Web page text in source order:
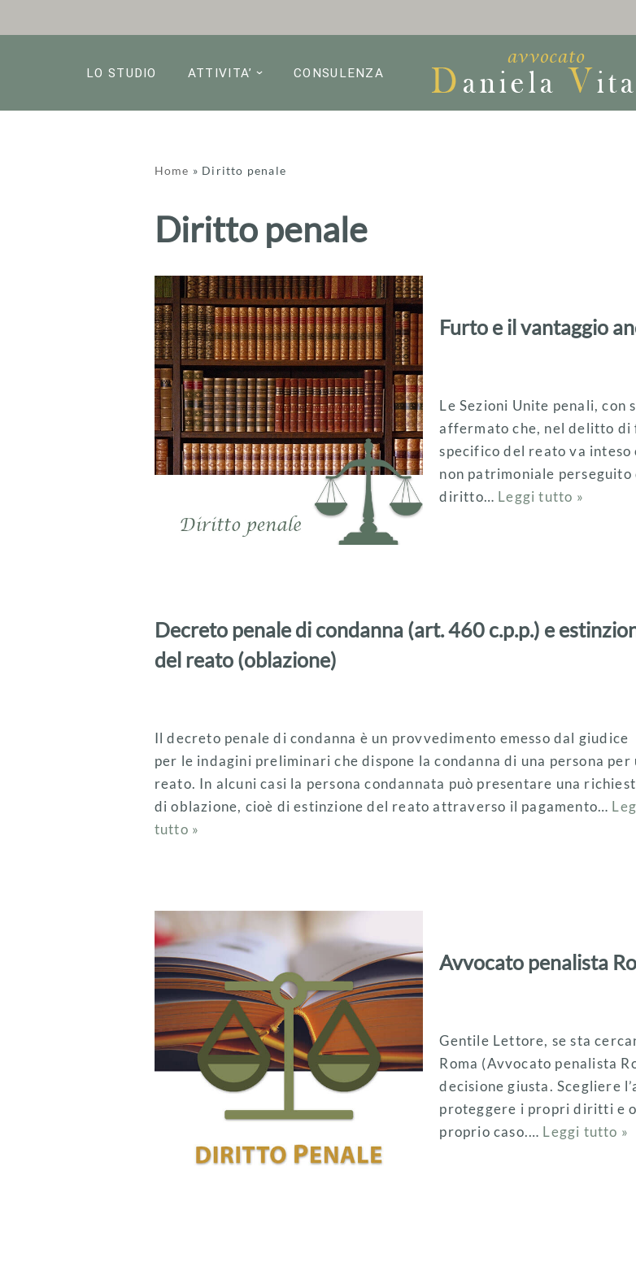
LO STUDIO ATTIVITA’ CONSULENZA
Home » Diritto penale
Diritto penale
Furto e il vantaggio
Le Sezioni Unite penali,
affermato che, nel delitto
specifico del reato va inteso
non patrimoniale
diritto… Leggi tutto »
Decreto penale di condanna (art. 460 c.p.p.) e
del reato (oblazione)
Il decreto penale di condanna è un provvedimento emesso dal giudice
per le indagini preliminari che dispone la condanna di una persona per
reato. In alcuni casi la persona condannata può presentare una
di oblazione, cioè di estinzione del reato attraverso il pagamento…
tutto »
Avvocato penalista
Gentile Lettore, se sta
Roma (Avvocato penalista
decisione giusta. Scegliere
proteggere i propri diritti e
proprio caso.… Leggi tutto »